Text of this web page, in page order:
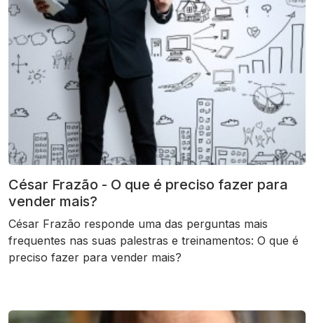
César Frazão - O que é preciso fazer para
vender mais?
César Frazão responde uma das perguntas mais
frequentes nas suas palestras e treinamentos: O que é
preciso fazer para vender mais?